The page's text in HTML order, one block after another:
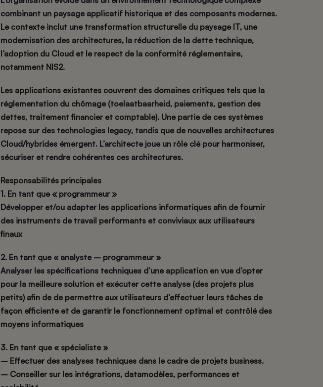
combinant un paysage applicatif historique et des composants modernes.
Le contexte inclut une transformation structurelle du paysage IT, une
modernisation des architectures, la réduction de la dette technique,
l’adoption du Cloud et le respect de la conformité réglementaire,
notamment NIS2.
Les applications existantes couvrent des domaines critiques tels que la
réglementation du chômage (toelaatbaarheid, paiements, gestion des
dettes, traitement financier et comptable). Une partie de ces systèmes
repose sur des technologies legacy, tandis que de nouvelles architectures
Cloud/hybrides émergent. L’architecte joue un rôle clé pour harmoniser,
sécuriser et rendre cohérentes ces architectures.
Responsabilités principales
1. En tant que « programmeur »
Développer et/ou adapter les applications informatiques afin de fournir
des instruments de travail performants et conviviaux aux utilisateurs
finaux
2. En tant que « analyste – programmeur »
Analyser les spécifications techniques d’une application en vue d’opter
pour la meilleure solution et exécuter cette analyse (des projets plus
petits) afin de de permettre aux utilisateurs d’effectuer leurs tâches de
façon efficiente et de garantir le fonctionnement optimal et contrôlé des
moyens informatiques
3. En tant que « spécialiste »
– Effectuer des analyses techniques dans le cadre de projets business.
– Conseiller sur les intégrations, datamodèles, performances et